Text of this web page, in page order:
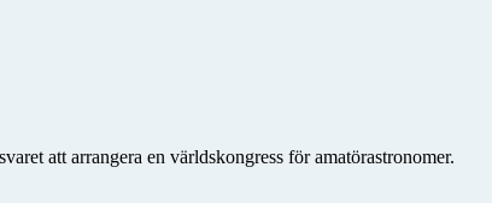
att arrangera en världskongress för amatörastronomer.